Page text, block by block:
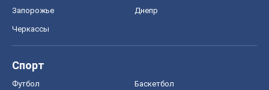
Запорожье Днепр
Черкассы
Спорт
Футбол Баскетбол